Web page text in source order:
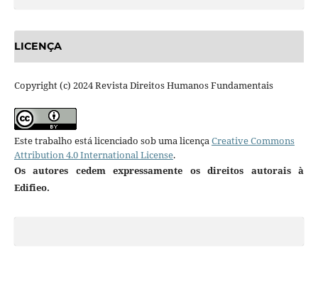
LICENÇA
Copyright (c) 2024 Revista Direitos Humanos Fundamentais
Este trabalho está licenciado sob uma licença Creative Commons
Attribution 4.0 International License.
Os autores cedem expressamente os direitos autorais à
Edifieo.